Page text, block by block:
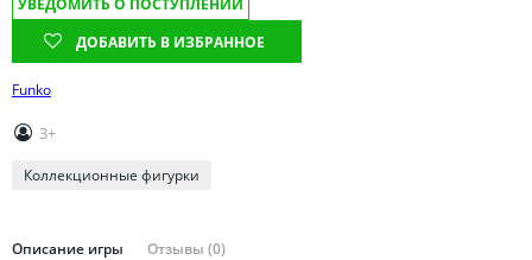
Томская область
Тюменская область
ДОБАВИТЬ В ИЗБРАННОЕ
Funko
3+
Коллекционные фигурки
Описание игры Отзывы (0)